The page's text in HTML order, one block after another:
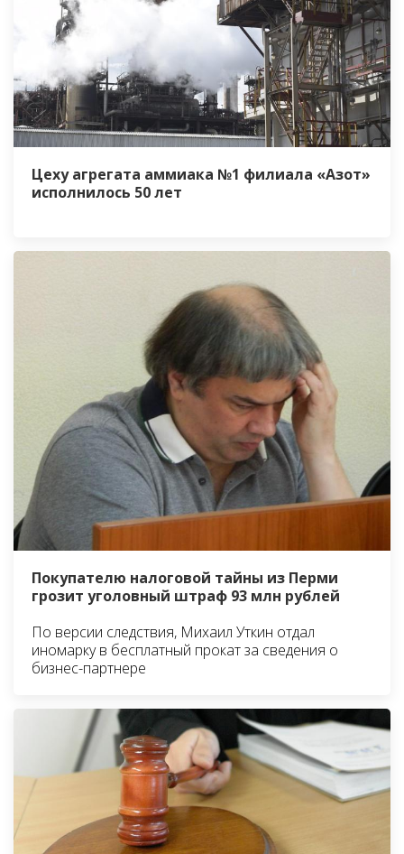
Цеху агрегата аммиака №1 филиала «Азот»
исполнилось 50 лет
Покупателю налоговой тайны из Перми
грозит уголовный штраф 93 млн рублей
По версии следствия, Михаил Уткин отдал
иномарку в бесплатный прокат за сведения о
бизнес-партнере